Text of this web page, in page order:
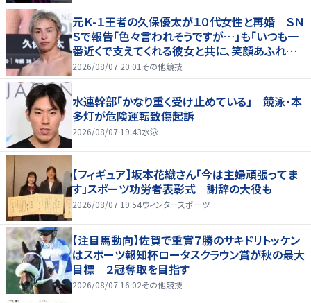
元Ｋ-１王者の久保優太が１０代女性と再婚 ＳＮ
Ｓで報告「色々言われそうですが…」も「いつも一
番近くで支えてくれる彼女と共に、笑顔あふれる
家庭を築いていきたい」
2026/08/07 20:01 その他競技
水連幹部「かなり重く受け止めている」 競泳・本
多灯が危険運転致傷起訴
2026/08/07 19:43水泳
【フィギュア】坂本花織さん「今は主婦頑張ってま
す」スポーツ功労者表彰式 謝辞の大役も
2026/08/07 19:54ウィンタースポーツ
【注目馬動向】佐賀で重賞７勝のサキドリトッケン
はスポーツ報知杯ロータスクラウン賞が秋の最大
目標 ２冠奪取を目指す
2026/08/07 16:02その他競技